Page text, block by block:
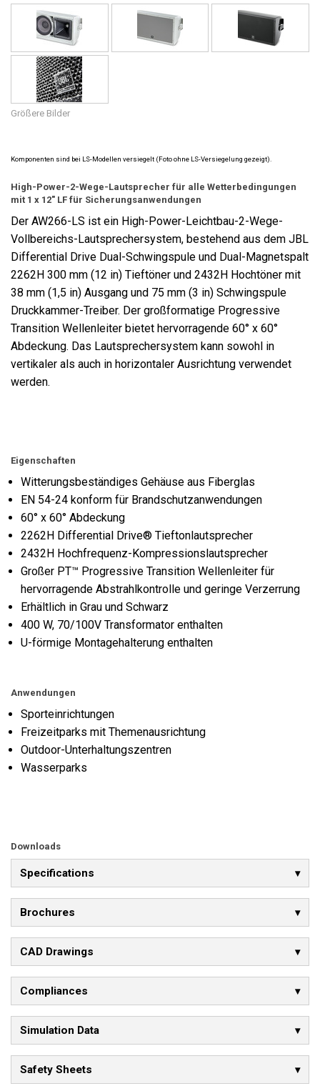
Größere Bilder
Komponenten sind bei LS-Modellen versiegelt (Foto ohne LS-Versiegelung gezeigt).
High-Power-2-Wege-Lautsprecher für alle Wetterbedingungen
mit 1 x 12" LF für Sicherungsanwendungen
Der AW266-LS ist ein High-Power-Leichtbau-2-Wege-
Vollbereichs-Lautsprechersystem, bestehend aus dem JBL
Differential Drive Dual-Schwingspule und Dual-Magnetspalt
2262H 300 mm (12 in) Tieftöner und 2432H Hochtöner mit
38 mm (1,5 in) Ausgang und 75 mm (3 in) Schwingspule
Druckkammer-Treiber. Der großformatige Progressive
Transition Wellenleiter bietet hervorragende 60° x 60°
Abdeckung. Das Lautsprechersystem kann sowohl in
vertikaler als auch in horizontaler Ausrichtung verwendet
werden.
Eigenschaften
Witterungsbeständiges Gehäuse aus Fiberglas
EN 54-24 konform für Brandschutzanwendungen
60° x 60° Abdeckung
2262H Differential Drive® Tieftonlautsprecher
2432H Hochfrequenz-Kompressionslautsprecher
Großer PT™ Progressive Transition Wellenleiter für
hervorragende Abstrahlkontrolle und geringe Verzerrung
Erhältlich in Grau und Schwarz
400 W, 70/100V Transformator enthalten
U-förmige Montagehalterung enthalten
Anwendungen
Sporteinrichtungen
Freizeitparks mit Themenausrichtung
Outdoor-Unterhaltungszentren
Wasserparks
Downloads
Specifications
Brochures
CAD Drawings
Compliances
Simulation Data
Safety Sheets